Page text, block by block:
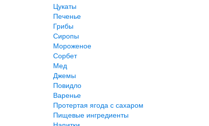
Цукаты
Печенье
Грибы
Сиропы
Мороженое
Сорбет
Мед
Джемы
Повидло
Варенье
Протертая ягода с сахаром
Пищевые ингредиенты